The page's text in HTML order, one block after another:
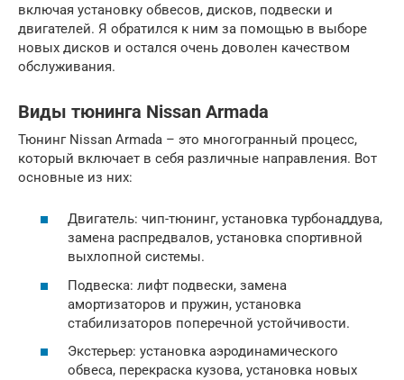
включая установку обвесов, дисков, подвески и
двигателей. Я обратился к ним за помощью в выборе
новых дисков и остался очень доволен качеством
обслуживания.
Виды тюнинга Nissan Armada
Тюнинг Nissan Armada – это многогранный процесс,
который включает в себя различные направления. Вот
основные из них:
Двигатель: чип-тюнинг, установка турбонаддува,
замена распредвалов, установка спортивной
выхлопной системы.
Подвеска: лифт подвески, замена
амортизаторов и пружин, установка
стабилизаторов поперечной устойчивости.
Экстерьер: установка аэродинамического
обвеса, перекраска кузова, установка новых